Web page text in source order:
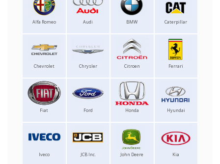
Alfa Romeo Audi BMW Caterpillar
Chevrolet Chrysler Citroen Ferrari
Fiat Ford Honda Hyundai
Iveco JCB Inc. John Deere Kia